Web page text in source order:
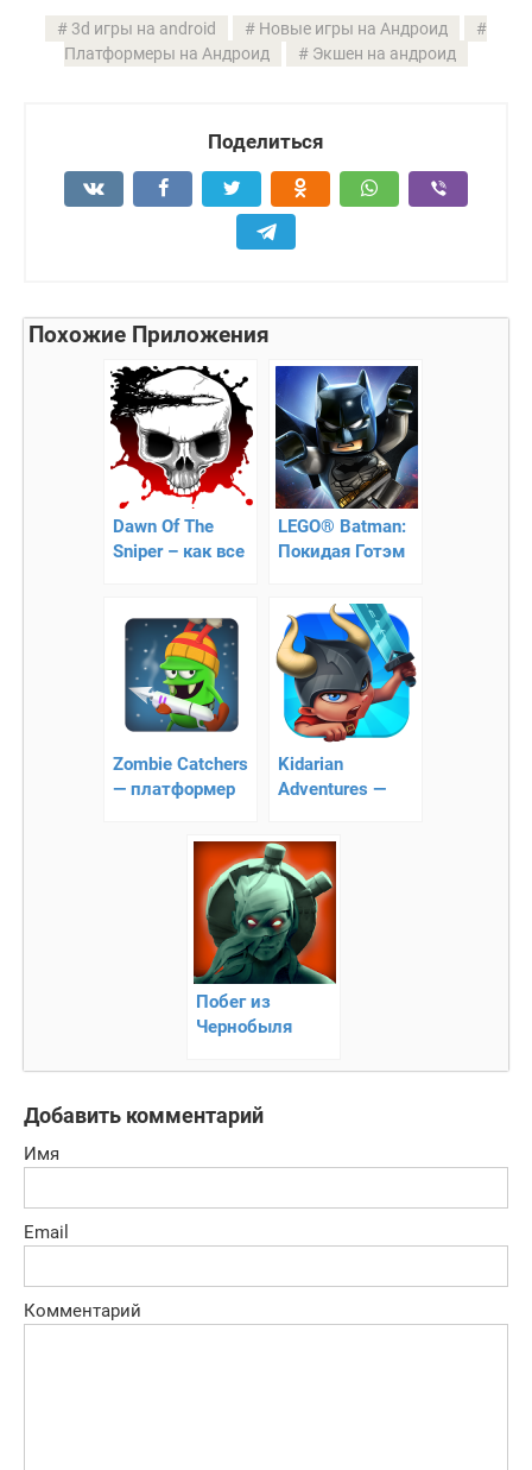
3d игры на android
Новые игры на Андроид
Платформеры на Андроид
Экшен на андроид
Поделиться
Похожие Приложения
Dawn Of The
Sniper – как все
апокалипсиса
LEGO® Batman:
Покидая Готэм
Zombie Catchers
— платформер
Kidarian
Adventures —
платформер
Побег из
Чернобыля
Добавить комментарий
Имя
Email
Комментарий